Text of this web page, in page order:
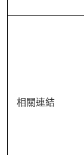
相關連結